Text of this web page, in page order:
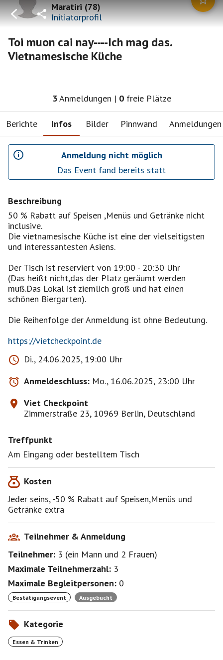
Maratiri(78)
Initiatorprofil
Toi muon cai nay----Ich mag das.
Vietnamesische Küche
3Anmeldungen | 0 freie Plätze
Berichte Infos Bilder Pinnwand Anmeldungen
Anmeldung nicht möglich
Das Event fand bereits statt
Beschreibung
50 % Rabatt auf Speisen ,Menüs und Getränke nicht
inclusive.
Die vietnamesische Küche ist eine der vielseitigsten
und interessantesten Asiens.
Der Tisch ist reserviert von 19:00 - 20:30 Uhr
(Das heißt nicht,das der Platz geräumt werden
muß.Das Lokal ist ziemlich groß und hat einen
schönen Biergarten).
Die Reihenfolge der Anmeldung ist ohne Bedeutung.
https://vietcheckpoint.de
Di., 24.06.2025, 19:00 Uhr
Anmeldeschluss: Mo., 16.06.2025, 23:00 Uhr
Viet Checkpoint
Zimmerstraße 23, 10969 Berlin, Deutschland
Treffpunkt
Am Eingang oder bestelltem Tisch
Kosten
Jeder seins, -50 % Rabatt auf Speisen,Menüs und
Getränke extra
Teilnehmer & Anmeldung
Teilnehmer: 3 (ein Mann und 2 Frauen)
Maximale Teilnehmerzahl: 3
Maximale Begleitpersonen: 0
Bestätigungsevent Ausgebucht
Kategorie
Essen & Trinken